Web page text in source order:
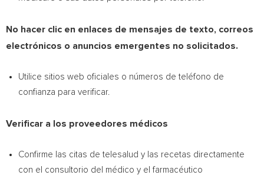
No hacer clic en enlaces de mensajes de texto, correos
electrónicos o anuncios emergentes no solicitados.
Utilice sitios web oficiales o números de teléfono de
confianza para verificar.
Verificar a los proveedores médicos
Confirme las citas de telesalud y las recetas directamente
con el consultorio del médico y el farmacéutico